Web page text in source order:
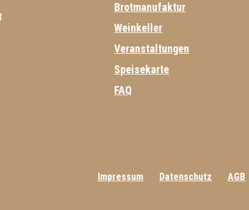
Brotmanufaktur
Weinkeller
Veranstaltungen
Speisekarte
FAQ
Impressum Datenschutz AGB